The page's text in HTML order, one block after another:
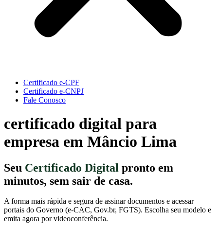
Certificado e-CPF
Certificado e-CNPJ
Fale Conosco
certificado digital para
empresa em Mâncio Lima
Seu Certificado Digital pronto em
minutos, sem sair de casa.
A forma mais rápida e segura de assinar documentos e acessar
portais do Governo (e-CAC, Gov.br, FGTS). Escolha seu modelo e
emita agora por videoconferência.